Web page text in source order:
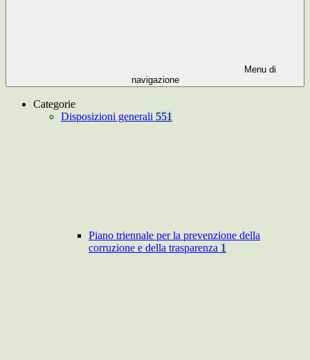
Menu di
navigazione
Categorie
Disposizioni generali 551
Piano triennale per la prevenzione della
corruzione e della trasparenza 1